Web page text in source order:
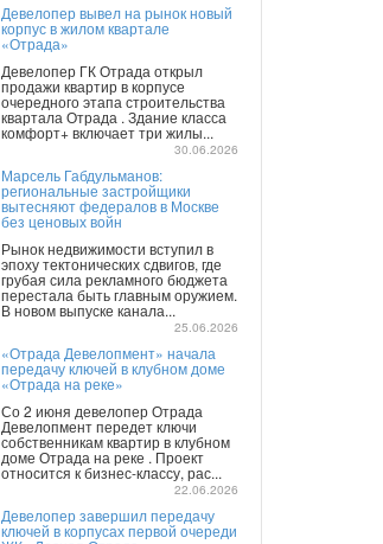
Девелопер вывел на рынок новый
корпус в жилом квартале
«Отрада»
Девелопер ГК Отрада открыл
продажи квартир в корпусе
очередного этапа строительства
квартала Отрада . Здание класса
комфорт+ включает три жилы...
30.06.2026
Марсель Габдульманов:
региональные застройщики
вытесняют федералов в Москве
без ценовых войн
Рынок недвижимости вступил в
эпоху тектонических сдвигов, где
грубая сила рекламного бюджета
перестала быть главным оружием.
В новом выпуске канала...
25.06.2026
«Отрада Девелопмент» начала
передачу ключей в клубном доме
«Отрада на реке»
Со 2 июня девелопер Отрада
Девелопмент передет ключи
собственникам квартир в клубном
доме Отрада на реке . Проект
относится к бизнес-классу, рас...
22.06.2026
Девелопер завершил передачу
ключей в корпусах первой очереди